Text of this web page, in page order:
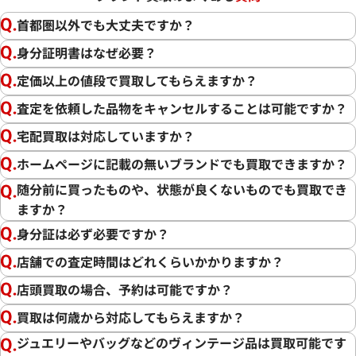
首都圏以外でも大丈夫ですか？
身分証明書はなぜ必要？
定価以上の値段で買取してもらえますか？
査定を依頼した品物をキャンセルすることは可能ですか？
宅配買取は対応していますか？
ホームページに記載の無いブランドでも買取できますか？
随分前に買ったものや、状態が良くないものでも買取でき
ますか？
身分証は必ず必要ですか？
店舗での査定時間はどれくらいかかりますか？
店頭買取の場合、予約は可能ですか？
買取は何歳から対応してもらえますか？
ジュエリーやバッグなどのヴィンテージ品は買取可能です